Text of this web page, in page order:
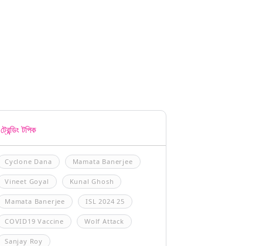
ট্রেন্ডিং টপিক
Cyclone Dana Mamata Banerjee
Vineet Goyal Kunal Ghosh
Mamata Banerjee ISL 2024 25
COVID19 Vaccine Wolf Attack
Sanjay Roy